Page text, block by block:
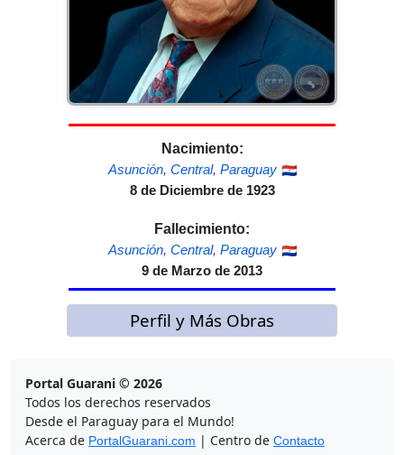
Nacimiento:
Asunción, Central, Paraguay
8 de Diciembre de 1923
Fallecimiento:
Asunción, Central, Paraguay
9 de Marzo de 2013
Perfil y Más Obras
Portal Guarani © 2026
Todos los derechos reservados
Desde el Paraguay para el Mundo!
Acerca de PortalGuarani.com | Centro de Contacto